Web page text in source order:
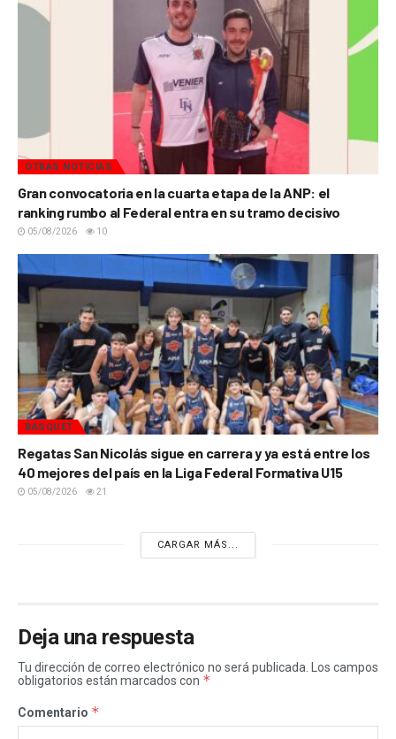
OTRAS NOTICIAS
Gran convocatoria en la cuarta etapa de la ANP: el
ranking rumbo al Federal entra en su tramo decisivo
05/08/2026 10
BÁSQUET
Regatas San Nicolás sigue en carrera y ya está entre los
40 mejores del país en la Liga Federal Formativa U15
05/08/2026 21
CARGAR MÁS...
Deja una respuesta
Tu dirección de correo electrónico no será publicada.
Los campos
obligatorios están marcados con *
Comentario *